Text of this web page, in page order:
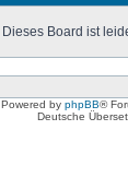
Dieses Board ist
Powered by phpBB®
Deutsche